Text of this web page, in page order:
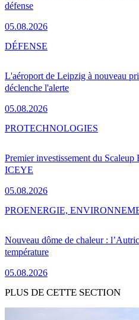
défense
05.08.2026
L'aéroport de Leipzig à nouveau
déclenche l'alerte
05.08.2026
DÉFENSE
Premier investissement du
ICEYE
05.08.2026
PROTECHNOLOGIES
Nouveau dôme de chaleur :
température
05.08.2026
PROENERGIE,
PLUS DE CETTE SECTION